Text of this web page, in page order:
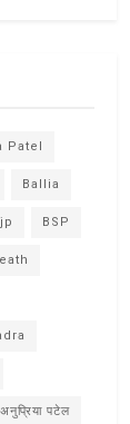
Patel
Ballia
BSP
अनुप्रिया पटेल